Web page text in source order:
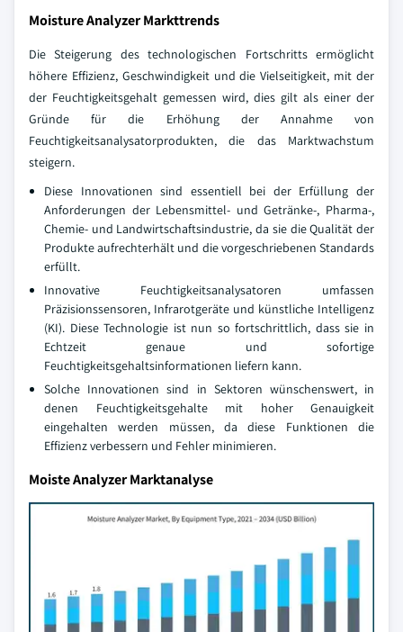
Moisture Analyzer Markttrends
Die Steigerung des technologischen Fortschritts ermöglicht
höhere Effizienz, Geschwindigkeit und die Vielseitigkeit, mit der
der Feuchtigkeitsgehalt gemessen wird, dies gilt als einer der
Gründe für die Erhöhung der Annahme von
Feuchtigkeitsanalysatorprodukten, die das Marktwachstum
steigern.
Diese Innovationen sind essentiell bei der Erfüllung der
Anforderungen der Lebensmittel- und Getränke-, Pharma-,
Chemie- und Landwirtschaftsindustrie, da sie die Qualität der
Produkte aufrechterhält und die vorgeschriebenen Standards
erfüllt.
Innovative Feuchtigkeitsanalysatoren umfassen
Präzisionssensoren, Infrarotgeräte und künstliche Intelligenz
(KI). Diese Technologie ist nun so fortschrittlich, dass sie in
Echtzeit genaue und sofortige
Feuchtigkeitsgehaltsinformationen liefern kann.
Solche Innovationen sind in Sektoren wünschenswert, in
denen Feuchtigkeitsgehalte mit hoher Genauigkeit
eingehalten werden müssen, da diese Funktionen die
Effizienz verbessern und Fehler minimieren.
Moiste Analyzer Marktanalyse